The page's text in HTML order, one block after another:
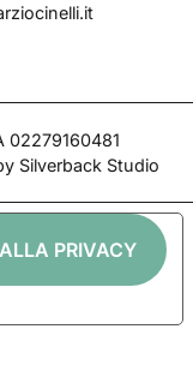
02279160481
Silverback Studio
PRIVACY